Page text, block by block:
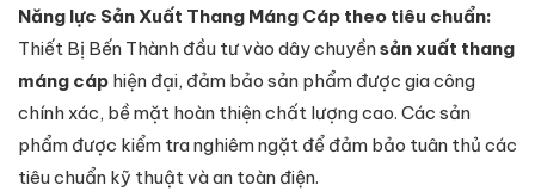
Năng lực Sản Xuất Thang Máng Cáp theo tiêu chuẩn:
Thiết Bị Bến Thành đầu tư vào dây chuyềnsản xuất thang
máng cáp hiện đại, đảm bảo sản phẩm được gia công
chính xác, bề mặt hoàn thiện chất lượng cao. Các sản
phẩm được kiểm tra nghiêm ngặt để đảm bảo tuân thủ các
tiêu chuẩn kỹ thuật và an toàn điện.